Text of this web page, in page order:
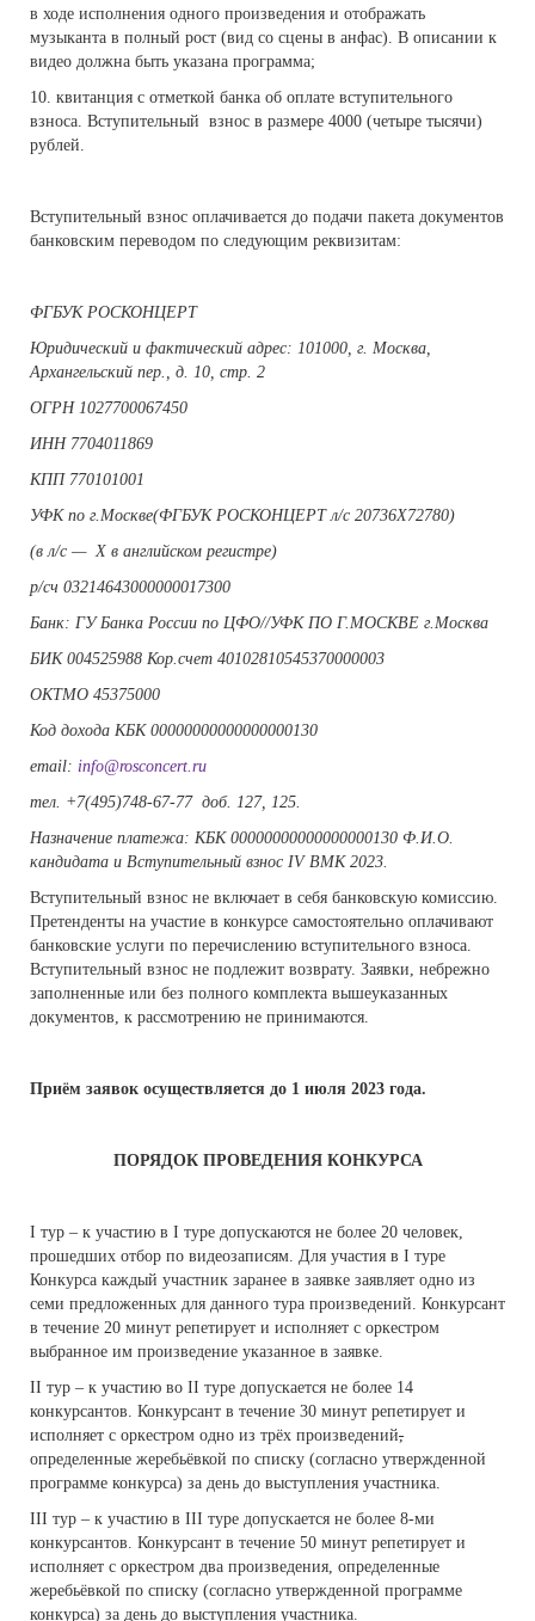
в ходе исполнения одного произведения и отображать
музыканта в полный рост (вид со сцены в анфас). В описании к
видео должна быть указана программа;
10. квитанция с отметкой банка об оплате вступительного
взноса. Вступительный взнос в размере 4000 (четыре тысячи)
рублей.
Вступительный взнос оплачивается до подачи пакета документов
банковским переводом по следующим реквизитам:
ФГБУК РОСКОНЦЕРТ
Юридический и фактический адрес: 101000, г. Москва,
Архангельский пер., д. 10, стр. 2
ОГРН 1027700067450
ИНН 7704011869
КПП 770101001
УФК по г.Москве(ФГБУК РОСКОНЦЕРТ л/с 20736Х72780)
(в л/с — Х в английском регистре)
р/сч 03214643000000017300
Банк: ГУ Банка России по ЦФО//УФК ПО Г.МОСКВЕ г.Москва
БИК 004525988 Кор.счет 40102810545370000003
ОКТМО 45375000
Код дохода КБК 00000000000000000130
email: info@rosconcert.ru
тел. +7(495)748-67-77 доб. 127, 125.
Назначение платежа: КБК 00000000000000000130 Ф.И.О.
кандидата и Вступительный взнос IV ВМК 2023.
Вступительный взнос не включает в себя банковскую комиссию.
Претенденты на участие в конкурсе самостоятельно оплачивают
банковские услуги по перечислению вступительного взноса.
Вступительный взнос не подлежит возврату. Заявки, небрежно
заполненные или без полного комплекта вышеуказанных
документов, к рассмотрению не принимаются.
Приём заявок осуществляется до 1 июля 2023 года.
ПОРЯДОК ПРОВЕДЕНИЯ КОНКУРСА
I тур – к участию в I туре допускаются не более 20 человек,
прошедших отбор по видеозаписям. Для участия в I туре
Конкурса каждый участник заранее в заявке заявляет одно из
семи предложенных для данного тура произведений. Конкурсант
в течение 20 минут репетирует и исполняет с оркестром
выбранное им произведение указанное в заявке.
II тур – к участию во II туре допускается не более 14
конкурсантов. Конкурсант в течение 30 минут репетирует и
исполняет с оркестром одно из трёх произведений,
определенные жеребьёвкой по списку (согласно утвержденной
программе конкурса) за день до выступления участника.
III тур – к участию в III туре допускается не более 8-ми
конкурсантов. Конкурсант в течение 50 минут репетирует и
исполняет с оркестром два произведения, определенные
жеребьёвкой по списку (согласно утвержденной программе
конкурса) за день до выступления участника.